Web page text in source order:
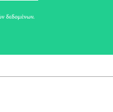
δεδομένων.